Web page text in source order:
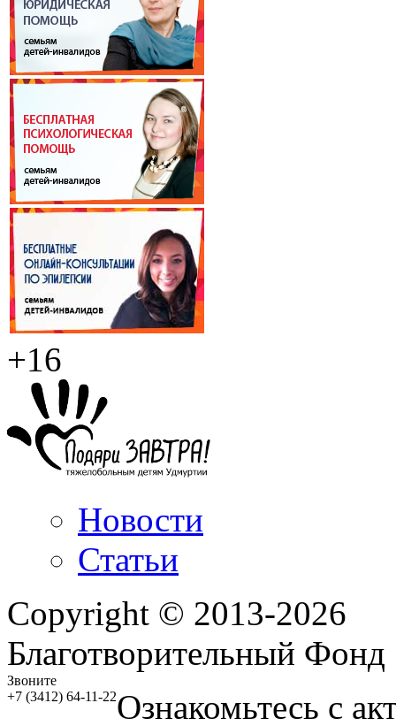
+16
Новости
Статьи
Copyright © 2013-2026
Благотворительный
Звоните
+7 (3412) 64-11-22Ознакомьтесь с